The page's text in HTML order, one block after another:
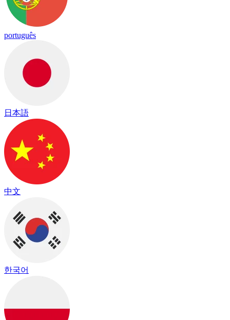
português
日本語
中文
한국어